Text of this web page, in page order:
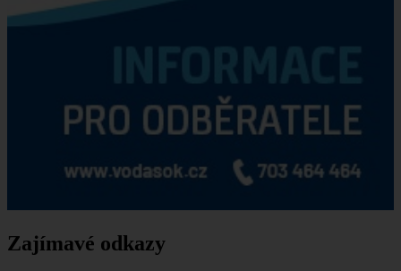
Zajímavé odkazy